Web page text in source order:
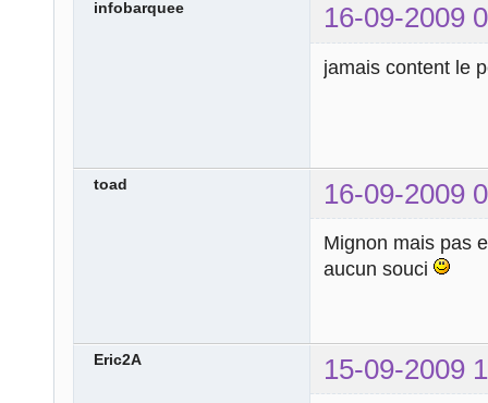
infobarquee 16-09-2009
jamais content le
toad 16-09-2009
Mignon mais pas
aucun souci
Eric2A 15-09-2009